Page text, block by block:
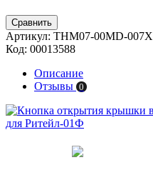
Сравнить
Артикул: THM07-00MD-007X
Код: 00013588
Описание
Отзывы 0